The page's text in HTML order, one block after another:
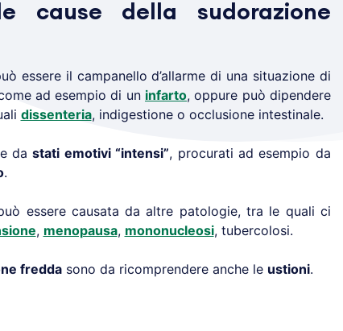
cause della sudorazione
essere il campanello d’allarme di una situazione di
ad esempio di un infarto, oppure può dipendere
dissenteria, indigestione o occlusione intestinale.
dastati emotivi “intensi”, procurati ad esempio da
.
essere causata da altre patologie, tra le quali ci
, menopausa, mononucleosi, tubercolosi.
freddasono da ricomprendere anche le ustioni.